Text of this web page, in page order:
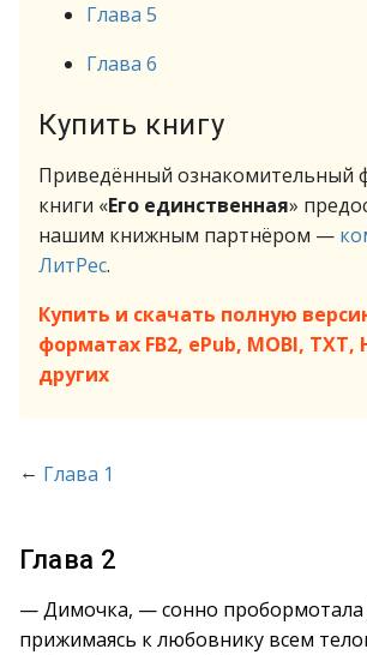
Глава 5
Глава 6
Купить книгу
Приведённый ознакомительный
книги «Его единственная»
нашим книжным партнёром —
ЛитРес.
Купить и скачать полную
форматах FB2, ePub, MOBI, TXT,
других
← Глава 1
Глава 2
— Димочка, — сонно пробормотала
прижимаясь к любовнику всем